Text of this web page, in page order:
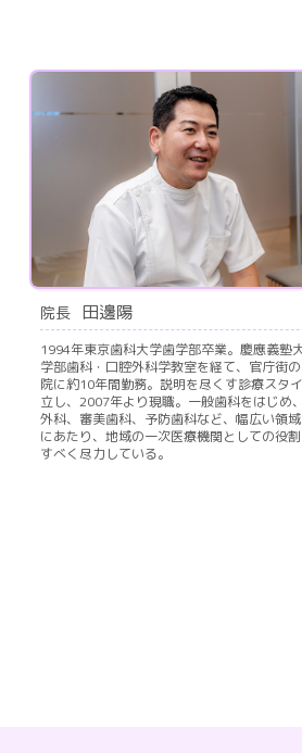
院長 田邊陽
1994年東京歯科大学歯学部卒業。慶應義塾
学部歯科・口腔外科学教室を経て、官庁街
院に約10年間勤務。説明を尽くす診療スタ
立し、2007年より現職。一般歯科をはじめ
外科、審美歯科、予防歯科など、幅広い領
にあたり、地域の一次医療機関としての役
すべく尽力している。